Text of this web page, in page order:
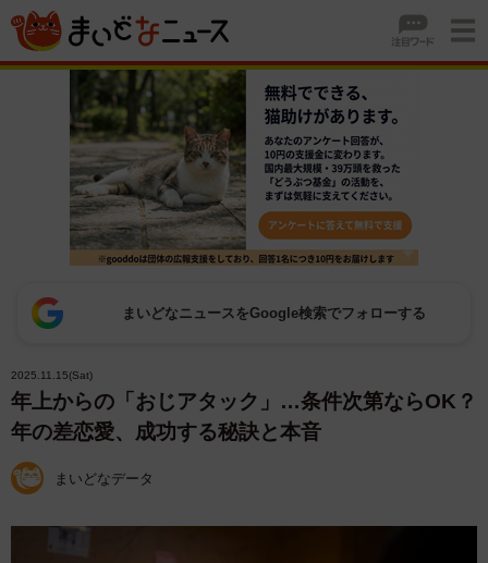
まいどなニュースをGoogle検索でフォローする
2025.11.15(Sat)
年上からの「おじアタック」…条件次第ならOK？
年の差恋愛、成功する秘訣と本音
まいどなデータ